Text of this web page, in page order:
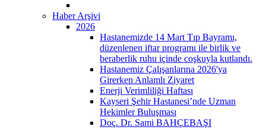
Haber Arşivi
2026
Hastanemizde 14 Mart Tıp Bayramı,
düzenlenen iftar programı ile birlik ve
beraberlik ruhu içinde coşkuyla kutlandı.
Hastanemiz Çalışanlarına 2026'ya
Girerken Anlamlı Ziyaret
Enerji Verimliliği Haftası
Kayseri Şehir Hastanesi’nde Uzman
Hekimler Buluşması
Doç. Dr. Sami BAHÇEBAŞI